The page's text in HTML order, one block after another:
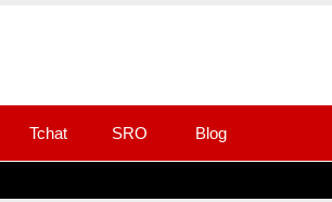
Tchat SRO Blog